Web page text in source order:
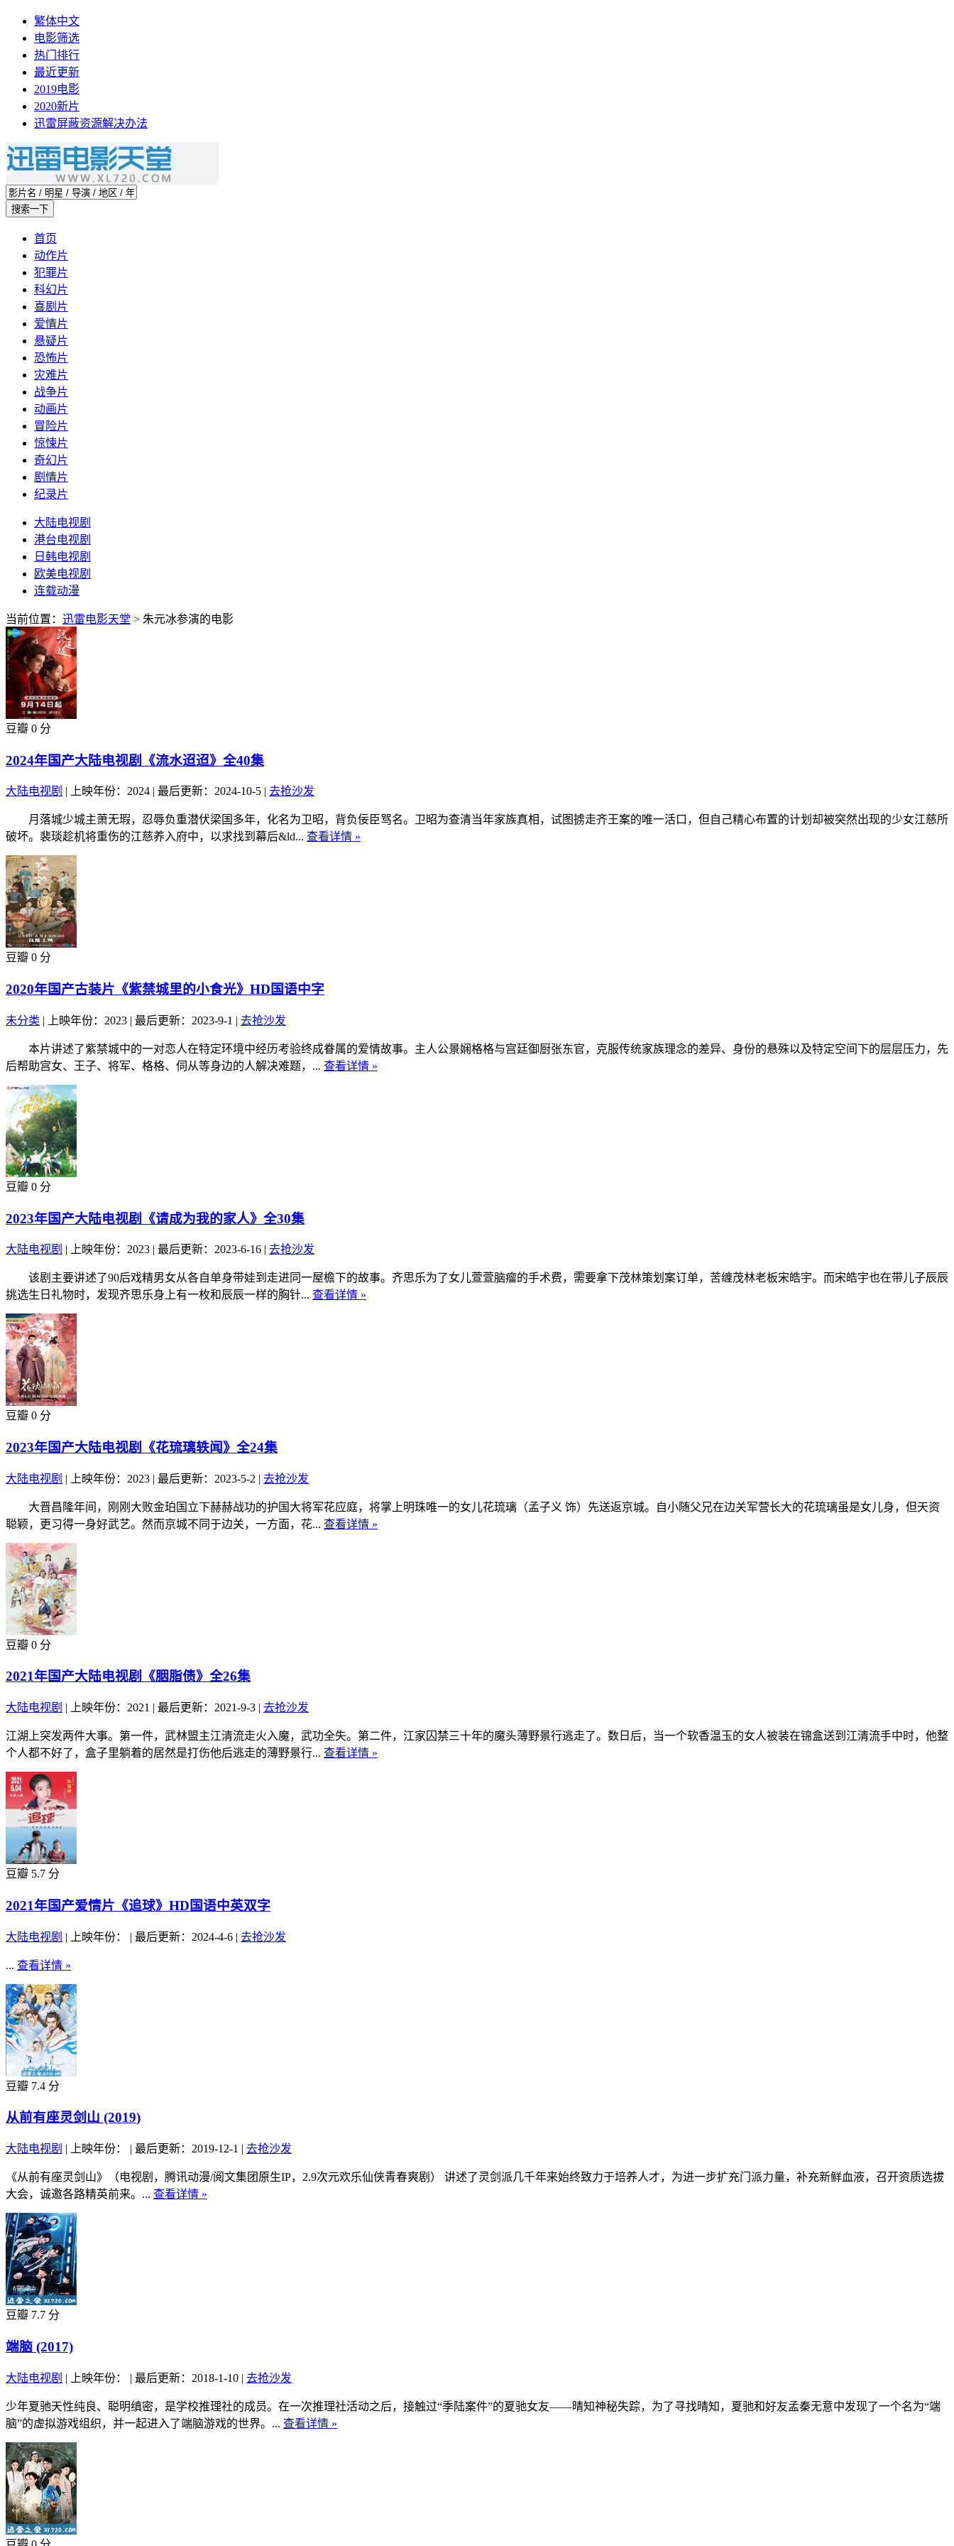
繁体中文
电影筛选
热门排行
最近更新
2019电影
2020新片
迅雷屏蔽资源解决办法
首页
动作片
犯罪片
科幻片
喜剧片
爱情片
悬疑片
恐怖片
灾难片
战争片
动画片
冒险片
惊悚片
奇幻片
剧情片
纪录片
大陆电视剧
港台电视剧
日韩电视剧
欧美电视剧
连载动漫
当前位置： 迅雷电影天堂 > 朱元冰参演的电影
豆瓣 0 分
2024年国产大陆电视剧《流水迢迢》全40集
大陆电视剧 | 上映年份：2024 | 最后更新：2024-10-5 | 去抢沙发
月落城少城主萧无瑕，忍辱负重潜伏梁国多年，化名为卫昭，背负佞臣骂名。卫昭为查清当年家族真相，试图掳走齐王案的唯一活口，但自己精心布置的计划却被突然出现的少女江慈所
破坏。裴琰趁机将重伤的江慈养入府中，以求找到幕后&ld... 查看详情 »
豆瓣 0 分
2020年国产古装片《紫禁城里的小食光》HD国语中字
未分类 | 上映年份：2023 | 最后更新：2023-9-1 | 去抢沙发
本片讲述了紫禁城中的一对恋人在特定环境中经历考验终成眷属的爱情故事。主人公景娴格格与宫廷御厨张东官，克服传统家族理念的差异、身份的悬殊以及特定空间下的层层压力，先
后帮助宫女、王子、将军、格格、伺从等身边的人解决难题，... 查看详情 »
豆瓣 0 分
2023年国产大陆电视剧《请成为我的家人》全30集
大陆电视剧 | 上映年份：2023 | 最后更新：2023-6-16 | 去抢沙发
该剧主要讲述了90后戏精男女从各自单身带娃到走进同一屋檐下的故事。齐思乐为了女儿萱萱脑瘤的手术费，需要拿下茂林策划案订单，苦缠茂林老板宋皓宇。而宋皓宇也在带儿子辰辰
挑选生日礼物时，发现齐思乐身上有一枚和辰辰一样的胸针... 查看详情 »
豆瓣 0 分
2023年国产大陆电视剧《花琉璃轶闻》全24集
大陆电视剧 | 上映年份：2023 | 最后更新：2023-5-2 | 去抢沙发
大晋昌隆年间，刚刚大败金珀国立下赫赫战功的护国大将军花应庭，将掌上明珠唯一的女儿花琉璃（孟子义 饰）先送返京城。自小随父兄在边关军营长大的花琉璃虽是女儿身，但天资
聪颖，更习得一身好武艺。然而京城不同于边关，一方面，花... 查看详情 »
豆瓣 0 分
2021年国产大陆电视剧《胭脂债》全26集
大陆电视剧 | 上映年份：2021 | 最后更新：2021-9-3 | 去抢沙发
江湖上突发两件大事。第一件，武林盟主江清流走火入魔，武功全失。第二件，江家囚禁三十年的魔头薄野景行逃走了。数日后，当一个软香温玉的女人被装在锦盒送到江清流手中时，他整
个人都不好了，盒子里躺着的居然是打伤他后逃走的薄野景行... 查看详情 »
豆瓣 5.7 分
2021年国产爱情片《追球》HD国语中英双字
大陆电视剧 | 上映年份： | 最后更新：2024-4-6 | 去抢沙发
... 查看详情 »
豆瓣 7.4 分
从前有座灵剑山 (2019)
大陆电视剧 | 上映年份： | 最后更新：2019-12-1 | 去抢沙发
《从前有座灵剑山》（电视剧，腾讯动漫/阅文集团原生IP，2.9次元欢乐仙侠青春爽剧） 讲述了灵剑派几千年来始终致力于培养人才，为进一步扩充门派力量，补充新鲜血液，召开资质选拔
大会，诚邀各路精英前来。... 查看详情 »
豆瓣 7.7 分
端脑 (2017)
大陆电视剧 | 上映年份： | 最后更新：2018-1-10 | 去抢沙发
少年夏驰天性纯良、聪明缜密，是学校推理社的成员。在一次推理社活动之后，接触过“季陆案件”的夏驰女友——晴知神秘失踪，为了寻找晴知，夏驰和好友孟秦无意中发现了一个名为“端
脑”的虚拟游戏组织，并一起进入了端脑游戏的世界。... 查看详情 »